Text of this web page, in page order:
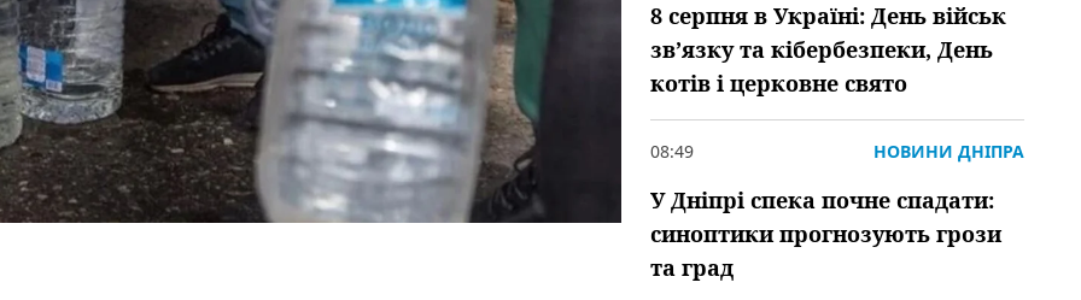
8 серпня в Україні: День військ
зв’язку та кібербезпеки, День
котів і церковне свято
08:49 НОВИНИ ДНІПРА
У Дніпрі спека почне спадати:
синоптики прогнозують грози
та град